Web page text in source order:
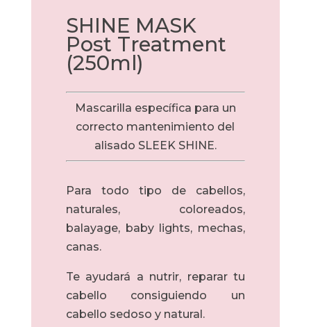
SHINE MASK
Post Treatment
(250ml)
Mascarilla específica para un
correcto mantenimiento del
alisado SLEEK SHINE.
Para todo tipo de cabellos,
naturales, coloreados,
balayage, baby lights, mechas,
canas.
Te ayudará a nutrir, reparar tu
cabello consiguiendo un
cabello sedoso y natural.